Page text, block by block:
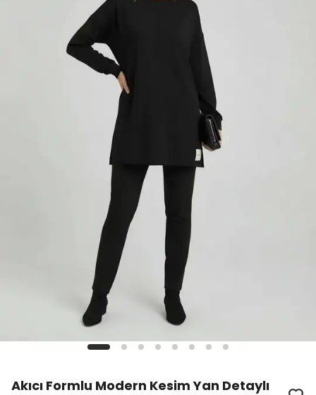
Akıcı Formlu Modern Kesim Yan Detaylı